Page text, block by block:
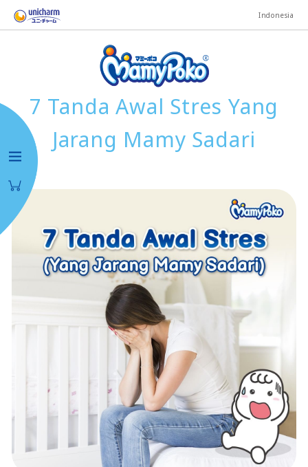
Indonesia
7 Tanda Awal Stres Yang
Jarang Mamy Sadari